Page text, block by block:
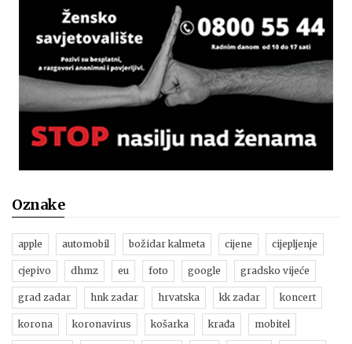
Oznake
apple automobil božidar kalmeta cijene cijepljenje
cjepivo dhmz eu foto google gradsko vijeće
grad zadar hnk zadar hrvatska kk zadar koncert
korona koronavirus košarka krađa mobitel